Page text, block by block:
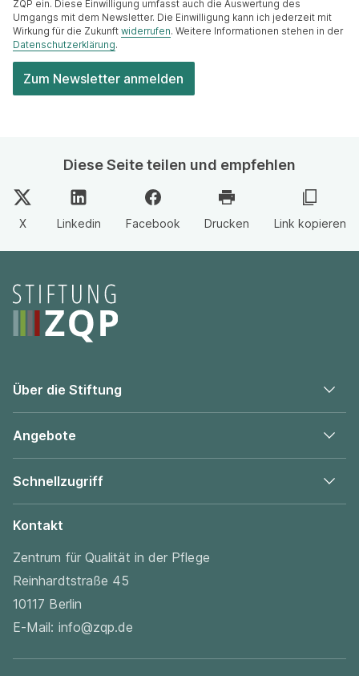
ZQP ein. Diese Einwilligung umfasst auch die Auswertung des
Umgangs mit dem Newsletter. Die Einwilligung kann ich jederzeit mit
Wirkung für die Zukunft widerrufen. Weitere Informationen stehen in der
Datenschutzerklärung.
Diese Seite teilen und empfehlen
X Linkedin Facebook Drucken Link kopieren
Seitenfooter
Über die Stiftung
Angebote
Schnellzugriff
Kontakt
Zentrum für Qualität in der Pflege
Reinhardtstraße 45
10117 Berlin
E-Mail: info@zqp.de